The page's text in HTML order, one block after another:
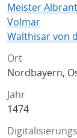
Meister Albrant
Volmar
Walthisar von
Ort
Nordbayern,
Jahr
1474